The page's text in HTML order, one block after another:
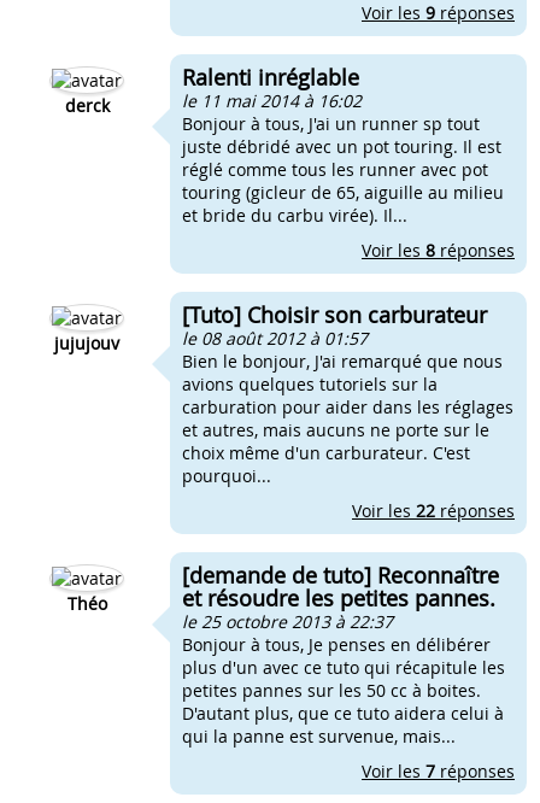
Voir les 9 réponses
derck
Ralenti inréglable
le 11 mai 2014 à 16:02
Bonjour à tous, J'ai un runner sp tout
juste débridé avec un pot touring. Il est
réglé comme tous les runner avec pot
touring (gicleur de 65, aiguille au milieu
et bride du carbu virée). Il...
Voir les 8 réponses
jujujouv
[Tuto] Choisir son carburateur
le 08 août 2012 à 01:57
Bien le bonjour, J'ai remarqué que nous
avions quelques tutoriels sur la
carburation pour aider dans les réglages
et autres, mais aucuns ne porte sur le
choix même d'un carburateur. C'est
pourquoi...
Voir les 22 réponses
Théo
[demande de tuto] Reconnaître
et résoudre les petites pannes.
le 25 octobre 2013 à 22:37
Bonjour à tous, Je penses en délibérer
plus d'un avec ce tuto qui récapitule les
petites pannes sur les 50 cc à boites.
D'autant plus, que ce tuto aidera celui à
qui la panne est survenue, mais...
Voir les 7 réponses